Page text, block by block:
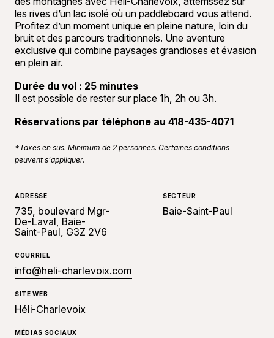
les rives d’un lac isolé où un paddleboard vous attend.
Profitez d’un moment unique en pleine nature, loin du
bruit et des parcours traditionnels. Une aventure
exclusive qui combine paysages grandioses et évasion
en plein air.
Durée du vol : 25 minutes
Il est possible de rester sur place 1h, 2h ou 3h.
Réservations par téléphone au 418-435-4071
*Taxes en sus. Minimum de 2 personnes. Certaines conditions
peuvent s'appliquer.
ADRESSE
735, boulevard Mgr-
De-Laval, Baie-
Saint-Paul, G3Z 2V6
SECTEUR
Baie-Saint-Paul
COURRIEL
info@heli-charlevoix.com
SITE WEB
Héli-Charlevoix
MÉDIAS SOCIAUX